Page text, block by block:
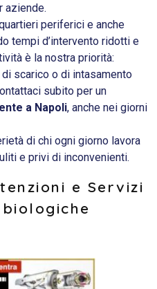
aziende.
periferici e anche
tempi d’intervento ridotti e
è la nostra priorità:
scarico o di intasamento
subito per un
a Napoli, anche nei giorni
di chi ogni giorno lavora
e privi di inconvenienti.
e Servizi